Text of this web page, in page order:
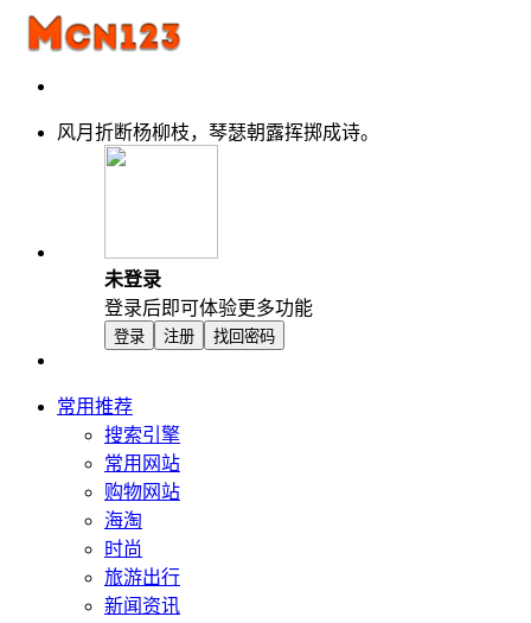
风月折断杨柳枝，琴瑟朝露挥掷成诗。
未登录
登录后即可体验更多功能
登录 注册 找回密码
常用推荐
搜索引擎
常用网站
购物网站
海淘
时尚
旅游出行
新闻资讯